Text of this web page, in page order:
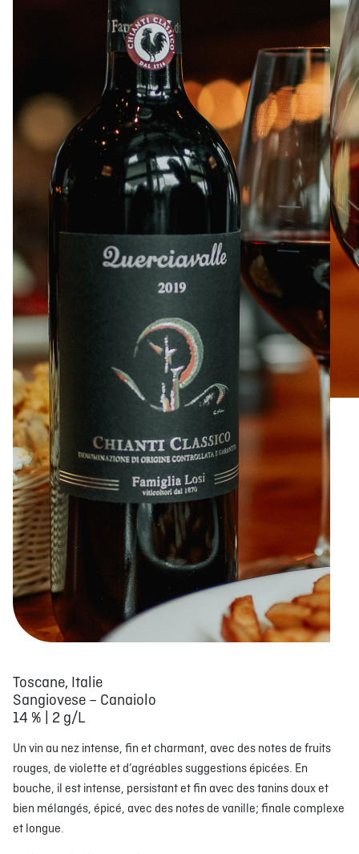
EMPLOIS EN ÉPICERIE BOUTIQUE
TRAITEUR ÉVÉNEMENTIEL NOUS JOINDRE
DONNER VOTRE OPINION
Toscane, Italie
Sangiovese – Canaiolo
14 % | 2 g/L
Un vin au nez intense, fin et charmant, avec des notes de fruits
rouges, de violette et d’agréables suggestions épicées. En
bouche, il est intense, persistant et fin avec des tanins doux et
bien mélangés, épicé, avec des notes de vanille; finale complexe
et longue.